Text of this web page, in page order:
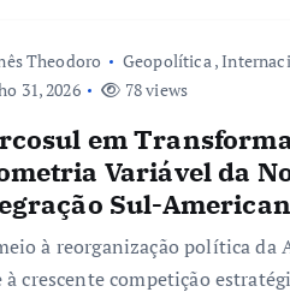
Theodoro Geopolítica,
31, 2026
78 views
em
Variável da
Sul-
à reorganização política da
à crescente competição